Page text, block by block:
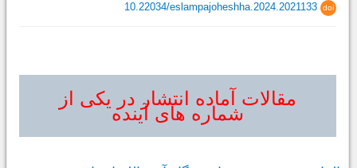
doi
10.22034/eslampajoheshha.2024.2021133
مقالات آماده انتشار در یکی از
شماره های آینده